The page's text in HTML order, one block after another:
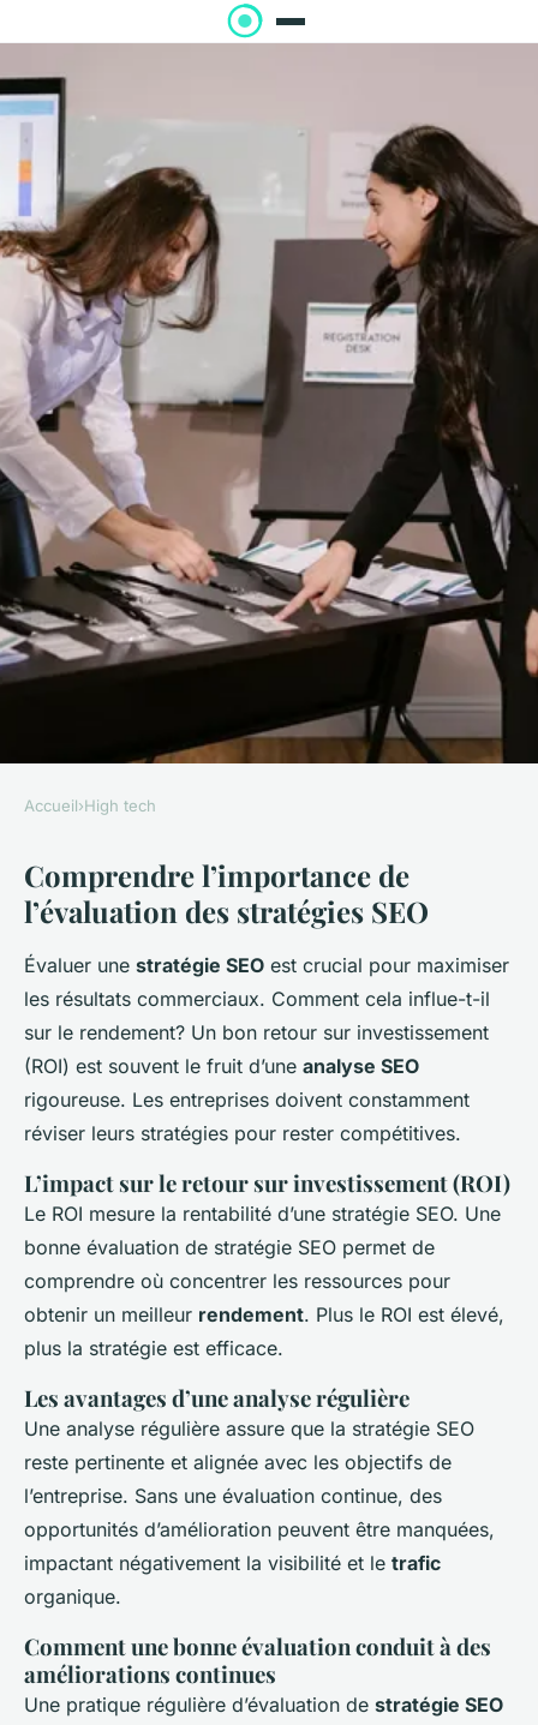
HIGH TECH
Comment mesurer l'efficacité
de votre stratégie SEO?
admin•16 mars 2025•5 min de lecture
Accueil›High tech
Comprendre l’importance de
l’évaluation des stratégies SEO
Évaluer une stratégie SEO est crucial pour maximiser
les résultats commerciaux. Comment cela influe-t-il
sur le rendement? Un bon retour sur investissement
(ROI) est souvent le fruit d’une analyse SEO
rigoureuse. Les entreprises doivent constamment
réviser leurs stratégies pour rester compétitives.
L’impact sur le retour sur investissement (ROI)
Le ROI mesure la rentabilité d’une stratégie SEO. Une
bonne évaluation de stratégie SEO permet de
comprendre où concentrer les ressources pour
obtenir un meilleur rendement. Plus le ROI est élevé,
plus la stratégie est efficace.
Les avantages d’une analyse régulière
Une analyse régulière assure que la stratégie SEO
reste pertinente et alignée avec les objectifs de
l’entreprise. Sans une évaluation continue, des
opportunités d’amélioration peuvent être manquées,
impactant négativement la visibilité et le trafic
organique.
Comment une bonne évaluation conduit à des
améliorations continues
Une pratique régulière d’évaluation de stratégie SEO